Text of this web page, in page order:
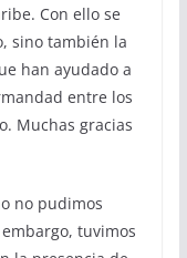
Con ello se
sino también la
han ayudado a
entre los
Muchas gracias
no pudimos
tuvimos